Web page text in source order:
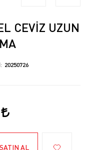
CEVIZ UZUN
20250726
SATIN AL